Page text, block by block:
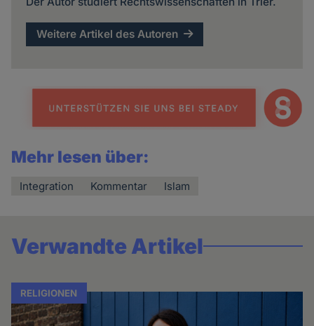
Weitere Artikel des Autoren
Mehr lesen über:
Integration Kommentar Islam
Verwandte Artikel
RELIGIONEN